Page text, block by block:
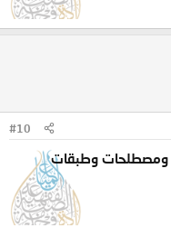
جرد كتب المطولات
لما سبق؛ ومن
شرف النووي، دار الفكر
الأولى (1996م)، تحقيق: مكتب البحوث
#10
ومصطلحات وطبقات